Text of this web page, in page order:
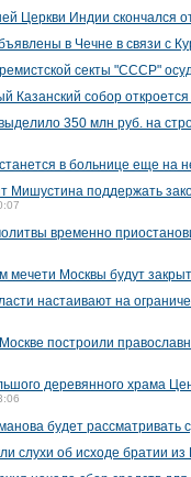
Церкви Индии скончался
в Чечне в связи с
секты "СССР"
Казанский собор
350 млн руб. на
в больнице еще на
Мишустина поддержать
временно
мечети Москвы будут
настаивают на
построили
деревянного храма
будет рассматривать
слухи об исходе братии